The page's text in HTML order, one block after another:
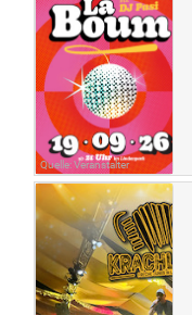
Quelle: Veranstalter